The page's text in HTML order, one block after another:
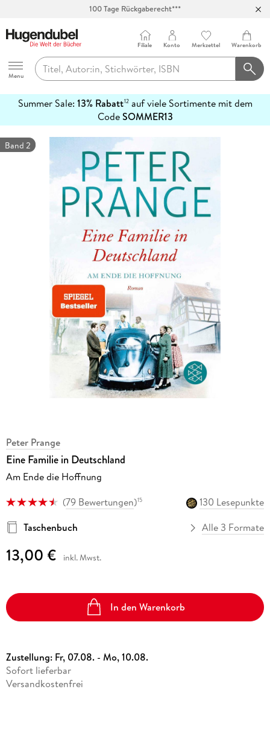
100 Tage Rückgaberecht***
Hugendubel
Menu
Filiale Konto Merkzettel Warenkorb
Summer Sale: 13% Rabatt12auf viele Sortimente mit dem
CodeSOMMER13
erfahren
Band 2
Peter Prange
Eine Familie in Deutschland
Am Ende die Hoffnung
(79 Bewertungen)15
130 Lesepunkte
Taschenbuch
Alle 3 Formate
13,00 € inkl. Mwst.
In den Warenkorb
Zustellung: Fr, 07.08. - Mo, 10.08.
Sofort lieferbar
Versandkostenfrei